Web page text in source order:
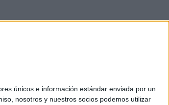
únicos e información estándar enviada por un
nosotros y nuestros socios podemos utilizar